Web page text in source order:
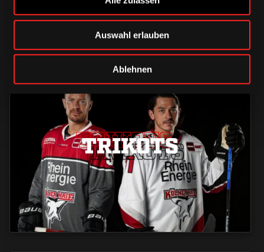
Auswahl erlauben
Ablehnen
TRIKOTS
TRIKOTS
TRIKOTS